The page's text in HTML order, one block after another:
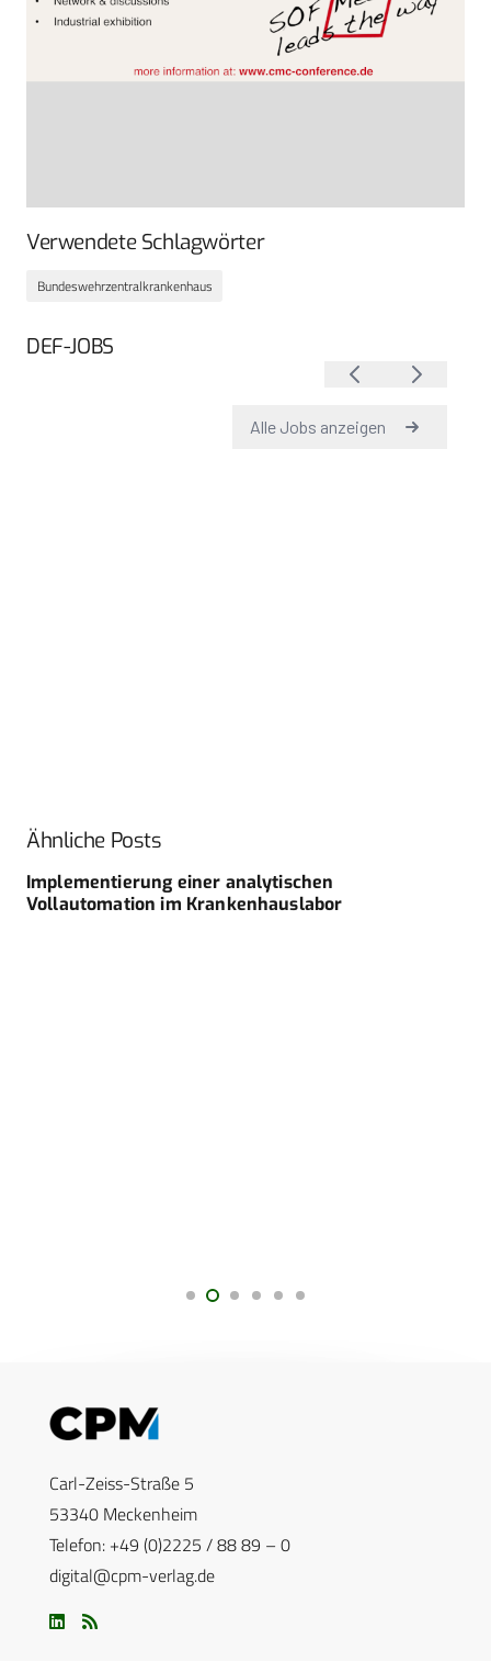
Verwendete Schlagwörter
Bundeswehrzentralkrankenhaus
DEF-JOBS
Ähnliche Posts
Implementierung einer analytischen
Vollautomation im Krankenhauslabor
Carl-Zeiss-Straße 5
53340 Meckenheim
Telefon: +49 (0)2225 / 88 89 – 0
digital@cpm-verlag.de